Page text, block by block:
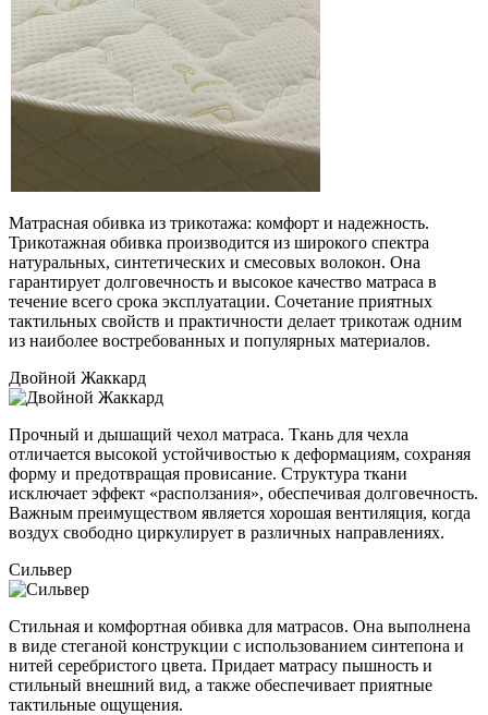
Матрасная обивка из трикотажа: комфорт и надежность.
Трикотажная обивка производится из широкого спектра
натуральных, синтетических и смесовых волокон. Она
гарантирует долговечность и высокое качество матраса в
течение всего срока эксплуатации. Сочетание приятных
тактильных свойств и практичности делает трикотаж одним
из наиболее востребованных и популярных материалов.
Двойной Жаккард
Прочный и дышащий чехол матраса. Ткань для чехла
отличается высокой устойчивостью к деформациям, сохраняя
форму и предотвращая провисание. Структура ткани
исключает эффект «расползания», обеспечивая долговечность.
Важным преимуществом является хорошая вентиляция, когда
воздух свободно циркулирует в различных направлениях.
Сильвер
Стильная и комфортная обивка для матрасов. Она выполнена
в виде стеганой конструкции с использованием синтепона и
нитей серебристого цвета. Придает матрасу пышность и
стильный внешний вид, а также обеспечивает приятные
тактильные ощущения.